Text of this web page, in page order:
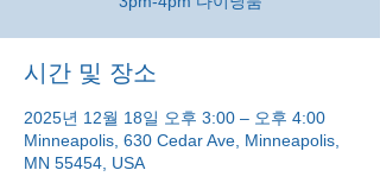
시간 및 장소
2025년 12월 18일 오후 3:00 – 오후 4:00
Minneapolis, 630 Cedar Ave, Minneapolis,
MN 55454, USA